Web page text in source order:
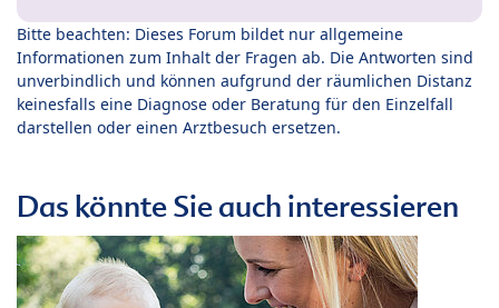
Bitte beachten: Dieses Forum bildet nur allgemeine
Informationen zum Inhalt der Fragen ab. Die Antworten sind
unverbindlich und können aufgrund der räumlichen Distanz
keinesfalls eine Diagnose oder Beratung für den Einzelfall
darstellen oder einen Arztbesuch ersetzen.
Das könnte Sie auch interessieren